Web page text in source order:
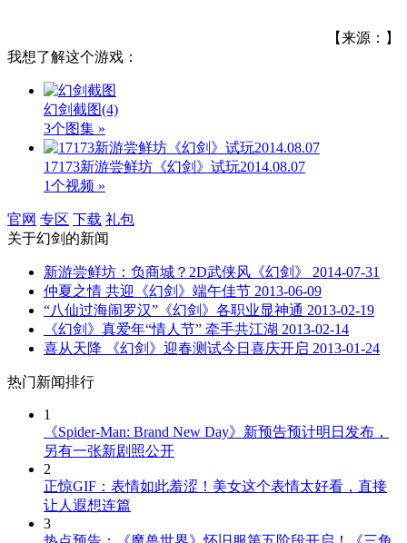
【来源：】
我想了解这个游戏：
幻剑截图(4)
3个图集 »
17173新游尝鲜坊《幻剑》试玩2014.08.07
1个视频 »
官网 专区 下载 礼包
关于幻剑 的新闻
新游尝鲜坊：负商城？2D武侠风《幻剑》
2014-07-31
仲夏之情 共迎《幻剑》端午佳节 2013-06-09
“八仙过海闹罗汉”《幻剑》各职业显神通 2013-02-19
《幻剑》真爱年“情人节” 牵手共江湖 2013-02-14
喜从天降 《幻剑》迎春测试今日喜庆开启 2013-01-24
热门新闻排行
1
《Spider-Man: Brand New Day》新预告预计明日发布，
另有一张新剧照公开
2
正惊GIF：表情如此羞涩！美女这个表情太好看，直接
让人遐想连篇
3